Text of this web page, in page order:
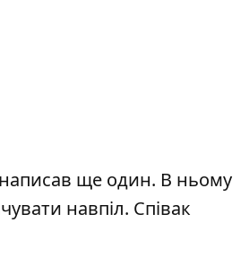
написав ще один. В ньому
навпіл. Співак